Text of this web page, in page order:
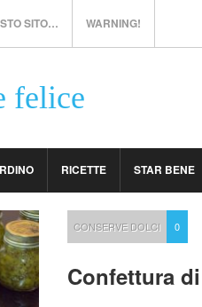
SITO… WARNING!
felice
RICETTE STAR BENE
CONSERVE DOLCI 0
Confettura